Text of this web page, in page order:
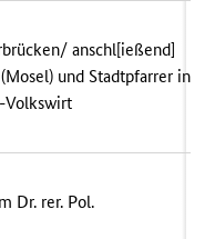
anschl[ießend]
und Stadtpfarrer in
Dr. rer. Pol.